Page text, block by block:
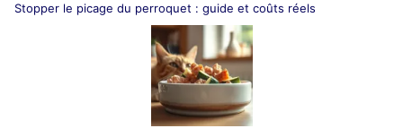
Stopper le picage du perroquet : guide et coûts réels